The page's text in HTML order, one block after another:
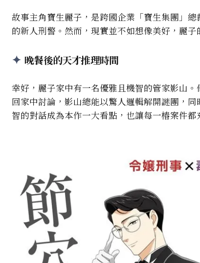
故事主角寶生麗子，是跨國企業「寶生集團」
的新人刑警。然而，現實並不如想像美好，麗
晚餐後的天才推理時間
幸好，麗子家中有一名優雅且機智的管家影山
回家中討論，影山總能以驚人邏輯解開謎團，
智的對話成為本作一大看點，也讓每一樁案件都